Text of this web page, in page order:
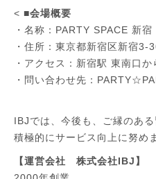
< ■会場概要
・名称：PARTY SPACE 新宿
・住所：東京都新宿区新宿
・アクセス：新宿駅 東南口か
・問い合わせ先：
IBJでは、今後も、ご縁のある
積極的にサービス向上に努め
【運営会社 株式会社IBJ】